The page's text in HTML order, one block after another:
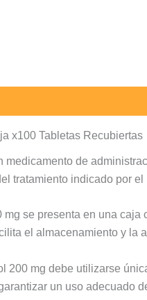
x100 Tabletas Recubiertas
medicamento de
tratamiento indicado por
se presenta en una
el almacenamiento y la
200 mg debe utilizarse
un uso adecuado